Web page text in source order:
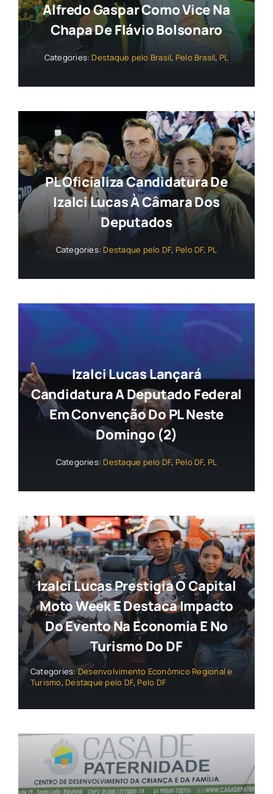
Alfredo Gaspar Como Vice Na
Chapa De Flávio Bolsonaro
Categories: Destaque pelo Brasil, Pelo Brasil, PL
PL Oficializa Candidatura De
Izalci Lucas À Câmara Dos
Deputados
Categories: Destaque pelo DF, Pelo DF, PL
Izalci Lucas Lançará
Candidatura A Deputado Federal
Em Convenção Do PL Neste
Domingo (2)
Categories: Destaque pelo DF, Pelo DF, PL
Izalci Lucas Prestigia O Capital
Moto Week E Destaca Impacto
Do Evento Na Economia E No
Turismo Do DF
Categories: Desenvolvimento Econômico Regional e
Turismo, Destaque pelo DF, Pelo DF